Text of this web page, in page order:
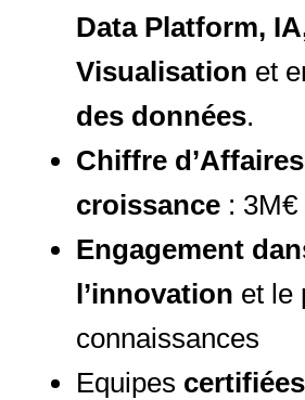
Data Platform,
Visualisation et
des données.
Chiffre
croissance :
Engagement
l’innovation et le
connaissances
Equipes certifiées